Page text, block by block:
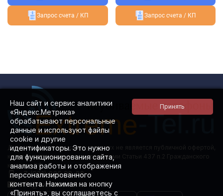
Запрос счета / КП Запрос счета / КП
Данный сайт ни при каких условиях не является публичной офертой,
которая определяется положениями Статьи 437 п.2 Гражданского
кодекса РФ.
+7 (981) 885 08-88
info@extreme-tel.ru
Наш сайт и сервис аналитики
«Яндекс.Метрика»
обрабатывают персональные
данные и используют файлы
cookie и другие
идентификаторы. Это нужно
для функционирования сайта,
анализа работы и отображения
персонализированного
контента. Нажимая на кнопку
«Принять», вы соглашаетесь с